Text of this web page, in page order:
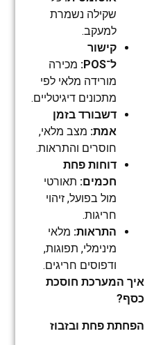
שקילה נשמרת
למעקב.
קישור
ל־POS:
מכירה
מורידה מלאי לפי
מתכונים דיגיטליים.
דשבורד בזמן
אמת: מצב מלאי,
חוסרים והתראות.
דוחות פחת
חכמים: תאורטי
מול בפועל, זיהוי
חריגות.
התראות: מלאי
מינימלי, תפוגות,
ודפוסים חריגים.
איך המערכת חוסכת
כסף?
הפחתת פחת ובזבוז